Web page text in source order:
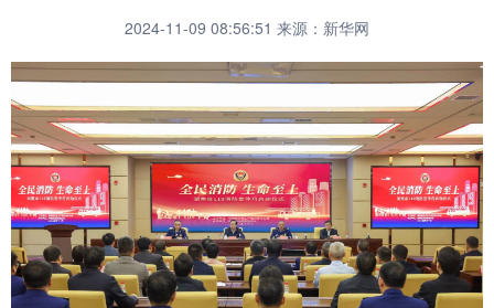
2024-11-09 08:56:51 来源：新华网